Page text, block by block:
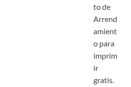
to de
Arrend
amient
o para
imprim
ir
gratis.